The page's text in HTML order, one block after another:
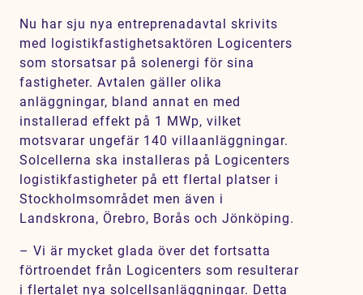
Nu har sju nya entreprenadavtal skrivits
med logistikfastighetsaktören Logicenters
som storsatsar på solenergi för sina
fastigheter. Avtalen gäller olika
anläggningar, bland annat en med
installerad effekt på 1 MWp, vilket
motsvarar ungefär 140 villaanläggningar.
Solcellerna ska installeras på Logicenters
logistikfastigheter på ett flertal platser i
Stockholmsområdet men även i
Landskrona, Örebro, Borås och Jönköping.
– Vi är mycket glada över det fortsatta
förtroendet från Logicenters som resulterar
i flertalet nya solcellsanläggningar. Detta